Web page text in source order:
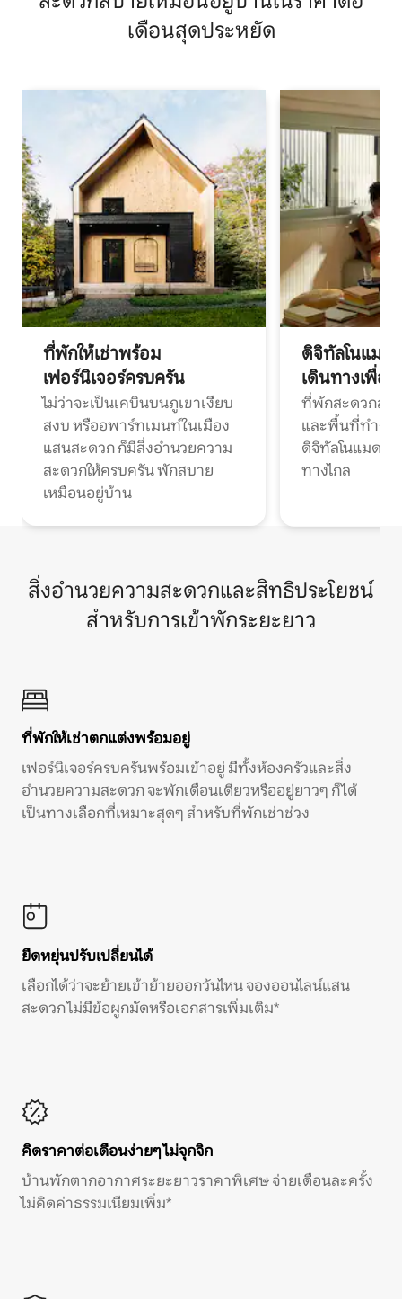
เดือนสุดประหยัด
ที่พักให้เช่าพร้อม
เฟอร์นิเจอร์ครบครัน
ไม่ว่าจะเป็นเคบินบนภูเขาเงียบ
สงบ หรืออพาร์ทเมนท์ในเมือง
แสนสะดวก ก็มีสิ่งอำนวยความ
สะดวกให้ครบครัน พักสบาย
เหมือนอยู่บ้าน
ดิจิทัลโนแมด
เดินทางเพื่อ
ที่พักสะดวกสบ
และพื้นที่ทำงา
ดิจิทัลโนแมดแ
ทางไกล
สิ่งอำนวยความสะดวกและสิทธิประโยชน์
สำหรับการเข้าพักระยะยาว
ที่พักให้เช่าตกแต่งพร้อมอยู่
เฟอร์นิเจอร์ครบครันพร้อมเข้าอยู่ มีทั้งห้องครัวและสิ่ง
อำนวยความสะดวก จะพักเดือนเดียวหรืออยู่ยาวๆ ก็ได้
เป็นทางเลือกที่เหมาะสุดๆ สำหรับที่พักเช่าช่วง
ยืดหยุ่นปรับเปลี่ยนได้
เลือกได้ว่าจะย้ายเข้าย้ายออกวันไหน จองออนไลน์แสน
สะดวก ไม่มีข้อผูกมัดหรือเอกสารเพิ่มเติม*
คิดราคาต่อเดือนง่ายๆ ไม่จุกจิก
บ้านพักตากอากาศระยะยาวราคาพิเศษ จ่ายเดือนละครั้ง
ไม่คิดค่าธรรมเนียมเพิ่ม*